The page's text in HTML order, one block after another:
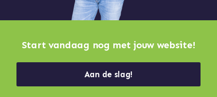
Start vandaag nog met jouw website!
Aan de slag!